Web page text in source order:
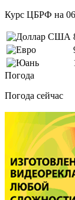
Курс ЦБРФ на
Погода
Погода сейчас